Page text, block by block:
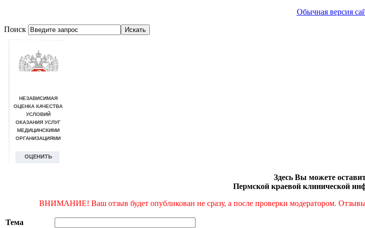
Обычная версия
Поиск
Здесь Вы можете
Пермской краевой клинической
ВНИМАНИЕ! Ваш отзыв будет опубликован не сразу, а после проверки модератором.
Тема